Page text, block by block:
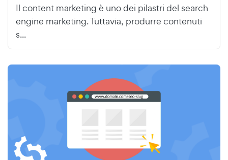
Il content marketing è uno dei pilastri del search
engine marketing. Tuttavia, produrre contenuti
s...